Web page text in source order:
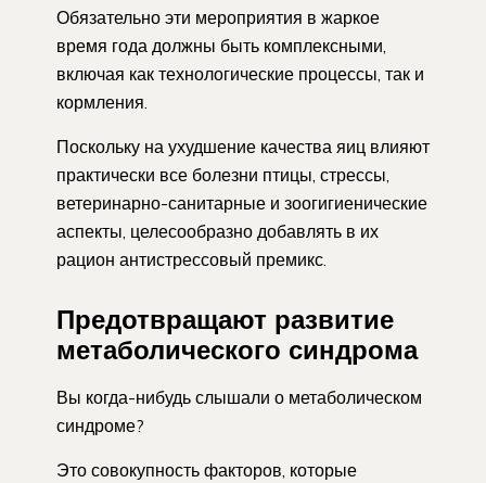
Обязательно эти мероприятия в жаркое
время года должны быть комплексными,
включая как технологические процессы, так и
кормления.
Поскольку на ухудшение качества яиц влияют
практически все болезни птицы, стрессы,
ветеринарно-санитарные и зоогигиенические
аспекты, целесообразно добавлять в их
рацион антистрессовый премикс.
Предотвращают развитие
метаболического синдрома
Вы когда-нибудь слышали о метаболическом
синдроме?
Это совокупность факторов, которые